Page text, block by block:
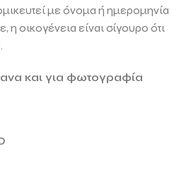
με όνομα ή ημερομηνία
η οικογένεια είναι σίγουρο ότι
και για φωτογραφία